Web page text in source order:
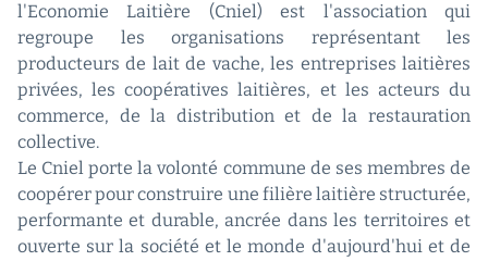
l'Economie Laitière (Cniel) est l'association qui
regroupe les organisations représentant les
producteurs de lait de vache, les entreprises laitières
privées, les coopératives laitières, et les acteurs du
commerce, de la distribution et de la restauration
collective.
Le Cniel porte la volonté commune de ses membres de
coopérer pour construire une filière laitière structurée,
performante et durable, ancrée dans les territoires et
ouverte sur la société et le monde d'aujourd'hui et de